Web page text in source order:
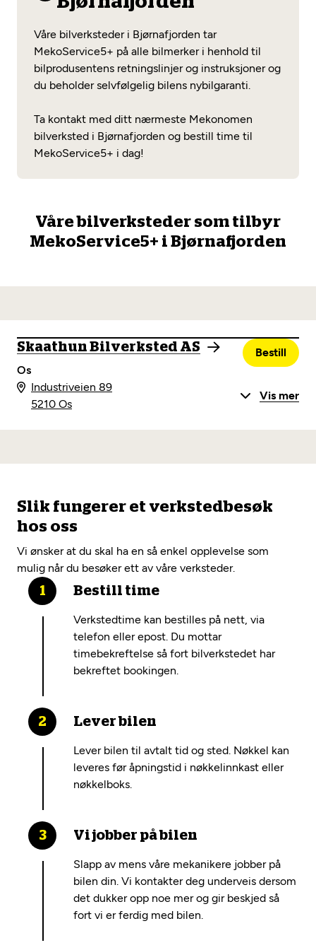
Se alle (52) tjenester her
Les mer
Mekonomen Fleet
Fritt verkstedvalg
Lønnsomt valg
Mobilitetsgaranti
Opprett en konto
Våre bilverksteder i Bjørnafjorden tar
MekoService5+ på alle bilmerker i henhold til
bilprodusentens retningslinjer og instruksjoner og
du beholder selvfølgelig bilens nybilgaranti.
Ta kontakt med ditt nærmeste Mekonomen
bilverksted i Bjørnafjorden og bestill time til
MekoService5+ i dag!
Våre bilverksteder som tilbyr
MekoService5+ i Bjørnafjorden
Skaathun Bilverksted AS
Os
Bestill
Industriveien 89
5210 Os
Vis mer
Slik fungerer et verkstedbesøk
hos oss
Vi ønsker at du skal ha en så enkel opplevelse som
mulig når du besøker ett av våre verksteder.
Bestill time
Verkstedtime kan bestilles på nett, via
telefon eller epost. Du mottar
timebekreftelse så fort bilverkstedet har
bekreftet bookingen.
Lever bilen
Lever bilen til avtalt tid og sted. Nøkkel kan
leveres før åpningstid i nøkkelinnkast eller
nøkkelboks.
Vi jobber på bilen
Slapp av mens våre mekanikere jobber på
bilen din. Vi kontakter deg underveis dersom
det dukker opp noe mer og gir beskjed så
fort vi er ferdig med bilen.